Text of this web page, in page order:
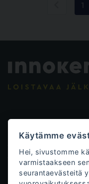
1
Evästeasetukset
Tietosuojalauseke
Toimitusehdot
Innokem Oy
Käytämme
Hei, sivustomme
varmistaakseen
seurantaevästeitä